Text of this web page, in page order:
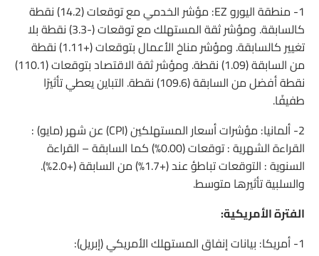
1- منطقة اليورو EZ: مؤشر الخدمي مع توقعات (14.2) نقطة
كالسابقة. ومؤشر ثقة المستهلك مع توقعات (-3.3) نقطة بلا
تغيير كالسابقة. ومؤشر مناخ الأعمال بتوقعات (+1.11) نقطة
من السابقة (1.09) نقطة. ومؤشر ثقة الاقتصاد بتوقعات (110.1)
نقطة أفضل من السابقة (109.6) نقطة. التباين يعطي تأثيرًا
طفيفًا.
2- ألمانيا: مؤشرات أسعار المستهلكين (CPI) عن شهر (مايو) :
القراءة الشهرية : توقعات (0.00%) كما السابقة – القراءة
السنوية : التوقعات تباطؤ عند (+1.7%) من السابقة (+2.0%).
والسلبية تأثيرها متوسط.
الفترة الأمريكية:
1- أمريكا: بيانات إنفاق المستهلك الأمريكي (إبريل):